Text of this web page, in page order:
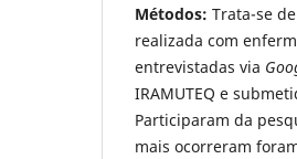
Métodos: Trata-se
realizada com
entrevistadas via
IRAMUTEQ e
Participaram da
mais ocorreram